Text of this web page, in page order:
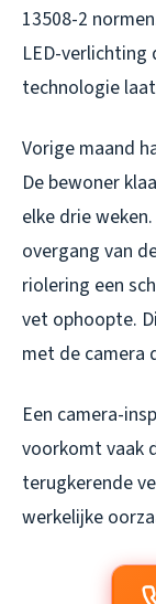
13508-2
LED-
technologie
Vorige maand
De bewoner
elke drie
overgang van
riolering een
vet ophoopte.
met de camera
Een camera-
voorkomt vaak
terugkerende
werkelijke